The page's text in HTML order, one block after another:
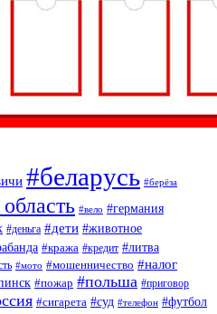
#беларусь #берёза
#вело #германия
#деньга #дети #животное
#кража #кредит #литва
#мото #мошенничество #налог
#пожар #польша #приговор
#сигарета #суд #телефон #футбол